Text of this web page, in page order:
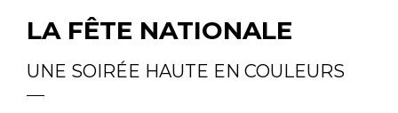
LA FÊTE NATIONALE
UNE SOIRÉE HAUTE EN COULEURS